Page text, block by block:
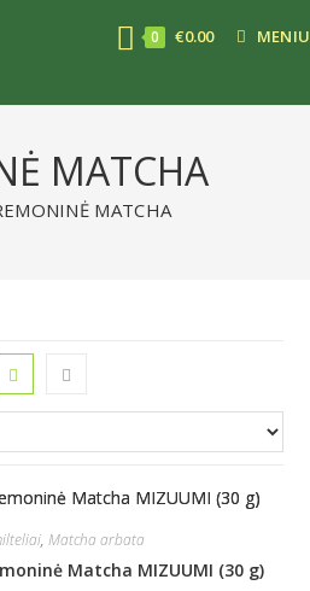
0 €0.00 MENIU
MATCHA
MATCHA
, Matcha arbata
Matcha MIZUUMI (30 g)